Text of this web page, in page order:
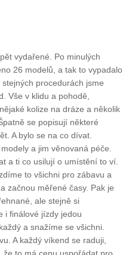
vydařené. Po minulých
26 modelů, a tak to vypadalo
procedurách jsme
Vše v klidu a pohodě,
kolize na dráze a několik
se popisují některé
A bylo se na co dívat.
a jim věnovaná péče.
a ti co usilují o umístění to ví.
to všichni pro zábavu a
začnou měřené časy. Pak je
ale stejně si
i finálové jízdy jedou
a snažíme se všichni.
A každý víkend se raduji,